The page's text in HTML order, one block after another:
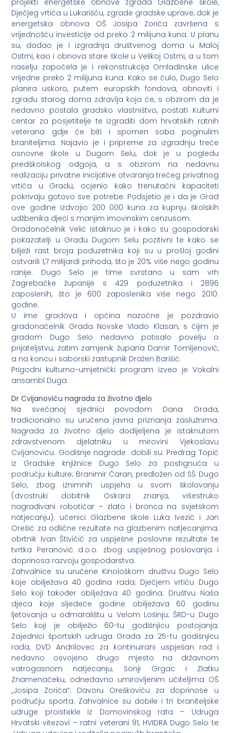
projekti energetske obnove zgrada Glazbene škole,
Dječjeg vrtića u Lukarišću, zgrade gradske uprave, dok je
energetska obnova OŠ Josipa Zorića završena s
vrijednošću investicije od preko 2 milijuna kuna. U planu
su, dodao je i izgradnja društvenog doma u Maloj
Ostrni, kao i obnova stare škole u Velikoj Ostrni, a u tom
naselju započela je i rekonstrukcija Omladinske ulice
vrijedne preko 2 milijuna kuna. Kako se čulo, Dugo Selo
planira uskoro, putem europskih fondova, obnoviti i
zgradu starog doma zdravlja koja će, s obzirom da je
nedavno postala gradsko vlastništvo, postati Kulturni
centar za posjetitelje te izgraditi dom hrvatskih ratnih
veterana gdje će biti i spomen soba poginulim
braniteljima. Najavio je i pripreme za izgradnju treće
osnovne škole u Dugom Selu, dok je u pogledu
predškolskog odgoja, a s obzirom na nedavnu
realizaciju privatne inicijative otvaranja trećeg privatnog
vrtića u Gradu, ocjenio kako trenutačni kapaciteti
pokrivaju gotovo sve potrebe. Podsjetio je i da je Grad
ove godine izdvojio 200 000 kuna za kupnju školskih
udžbenika djeci s manjim imovinskim cenzusom.
Gradonačelnik Velić istaknuo je i kako su gospodarski
pokazatelji u Gradu Dugom Selu pozitivni te kako se
bilježi rast broja poduzetnika koji su u prošloj godini
ostvarili 1,7 milijardi prihoda, što je 20% više nego godinu
ranije. Dugo Selo je time svrstano u sam vrh
Zagrebačke županije s 429 poduzetnika i 2896
zaposlenih, što je 600 zaposlenika više nego 2010.
godine.
U ime gradova i općina nazočne je pozdravio
gradonačelnik Grada Novske Vlado Klasan, s čijim je
gradom Dugo Selo nedavno potisalo povelju o
prijateljstvu, zatim zamjenik župana Damir Tomljenović,
a na koncu i saborski zastupnik Dražen Barišić.
Prigodni kulturno-umjetnički program izveo je Vokalni
ansambl Duga.
Dr Cvijanoviću nagrada za životno djelo
Na svečanoj sjednici povodom Dana Grada,
tradicionalno su uručena javna priznanja zaslužnima.
Nagrada za životno djelo dodijeljena je istaknutom
zdravstvenom djelatniku u mirovini Vjekoslavu
Cvijanoviću. Godišnje nagrade dobili su: Predrag Topić
iz Gradske knjižnice Dugo Selo za postignuća u
području kulture; Branimir Ćaran, predložen od SŠ Dugo
Selo, zbog iznimnih uspjeha u svom školovanju
(dvostruki dobitnik Oskara znanja, višestruko
nagrađivani robotičar – zlato i bronca na svjetskom
natjecanju); učenici Glazbene škole Luka Ivezić i Jan
Orešić za odlične rezultate na glazbenim natjecanjima;
obrtnik Ivan Štivičić za uspješne poslovne rezultate te
tvrtka Peranović d.o.o. zbog uspješnog poslovanja i
doprinosa razvoju gospodarstva.
Zahvalnice su uručene Kinološkom društvu Dugo Selo
koje obilježava 40 godina rada; Dječjem vrtiću Dugo
Selo koji također obilježava 40 godina; Društvu Naša
djeca koje sljedeće godine obilježava 60 godinu
ljetovanja u odmaralištu u Velom Lošinju; ŠRD-u Dugo
Selo koji je obilježio 60-tu godišnjicu postojanja;
Zajednici športskih udruga Grada za 25-tu godišnjicu
rada; DVD Andrilovec za kontinuirani uspješan rad i
nedavno osvojeno drugo mjesto na državnom
vatrogasnom natjecanju; Sonji Grgac i Zlatku
Znamenačeku, odnedavno umirovljenim učiteljima OŠ
„Josipa Zorića“; Davoru Oreškoviću za doprinose u
području sporta. Zahvalnice su dobile i tri braniteljske
udruge proistekle iz Domovinskog rata – Udruga
Hrvatski vitezovi – ratni veterani 91, HVIDRA Dugo Selo te